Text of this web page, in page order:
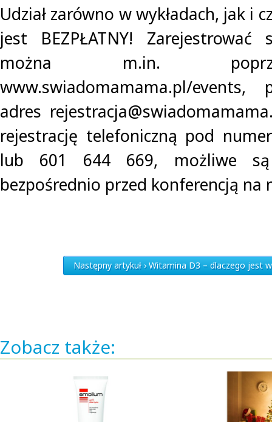
Udział zarówno w wykładach, jak i
jest BEZPŁATNY!
można m.in.
www.swiadomamama.pl/
adres
rejestrację telefoniczną pod
lub 601 644 669, możliwe
bezpośrednio przed konferencją na
Następny artykuł › Witamina D3 – dlaczego jest
Zobacz także: